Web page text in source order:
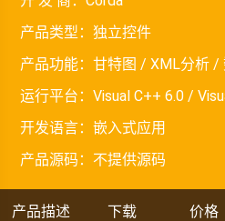
产品类型：独立控件
产品功能：甘特图 / XML分析 /
运行平台：Visual C++ 6.0 /
开发语言：嵌入式应用
产品源码： 不提供源码
产品描述 下载 价格